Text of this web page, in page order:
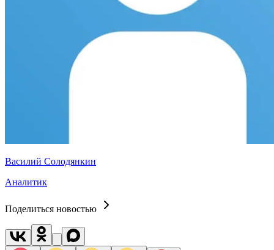
Василий Солодянкин
Аналитик
Поделиться новостью